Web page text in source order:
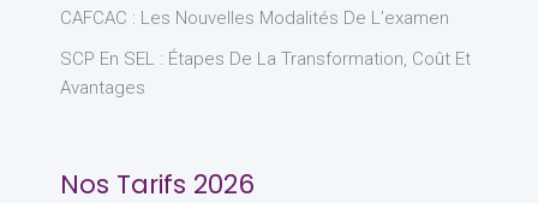
CAFCAC : Les Nouvelles Modalités De L’examen
SCP En SEL : Étapes De La Transformation, Coût Et
Avantages
Nos Tarifs 2026